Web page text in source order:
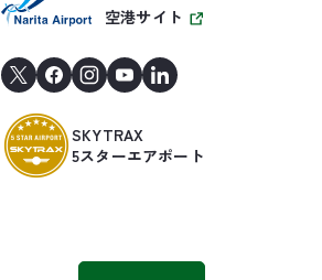
空港サイト
SKYTRAX
5スターエアポート